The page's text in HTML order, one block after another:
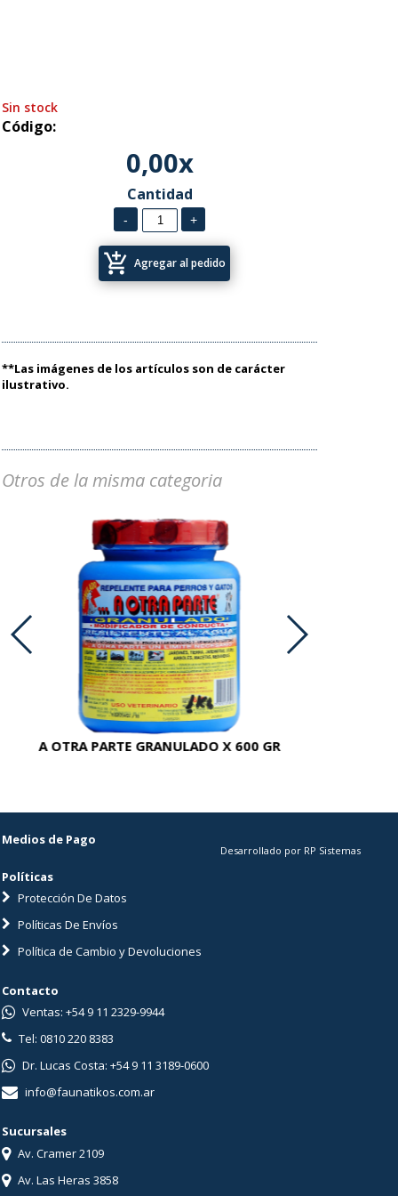
Sin stock
Código:
0,00x
Cantidad
add_shopping_cart Agregar al pedido
**Las imágenes de los artículos son de carácter
ilustrativo.
Otros de la misma categoria
A OTRA PARTE GRANULADO X 600 GR
Medios de Pago
Políticas
Protección De Datos
Políticas De Envíos
Política de Cambio y Devoluciones
Desarrollado por RP Sistemas
Contacto
Ventas: +54 9 11 2329-9944
Tel: 0810 220 8383
Dr. Lucas Costa: +54 9 11 3189-0600
info@faunatikos.com.ar
Sucursales
Av. Cramer 2109
Av. Las Heras 3858